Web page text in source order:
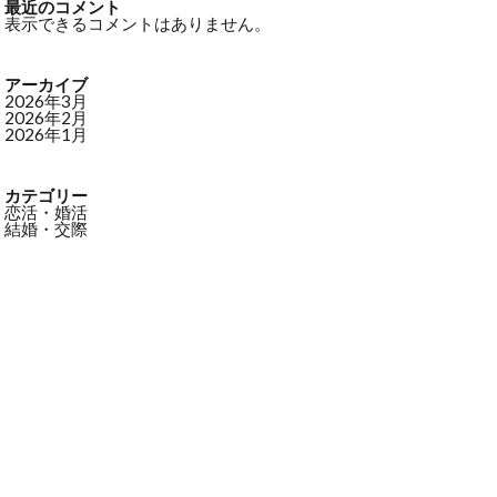
最近のコメント
表示できるコメントはありません。
アーカイブ
2026年3月
2026年2月
2026年1月
カテゴリー
恋活・婚活
結婚・交際